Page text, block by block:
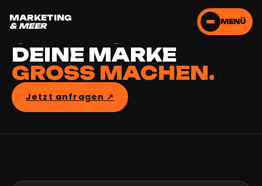
MARKETING
& MEER
MENÜ
LASS UNS
GEMEINSAM
DEINE MARKE
GROSS MACHEN.
Jetzt anfragen ↗︎